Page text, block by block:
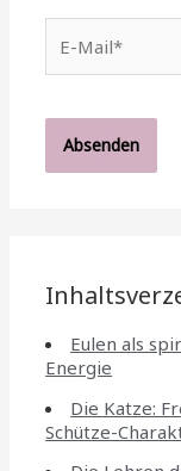
Mail*
Eulen als
Energie
Die Katze:
Schütze-